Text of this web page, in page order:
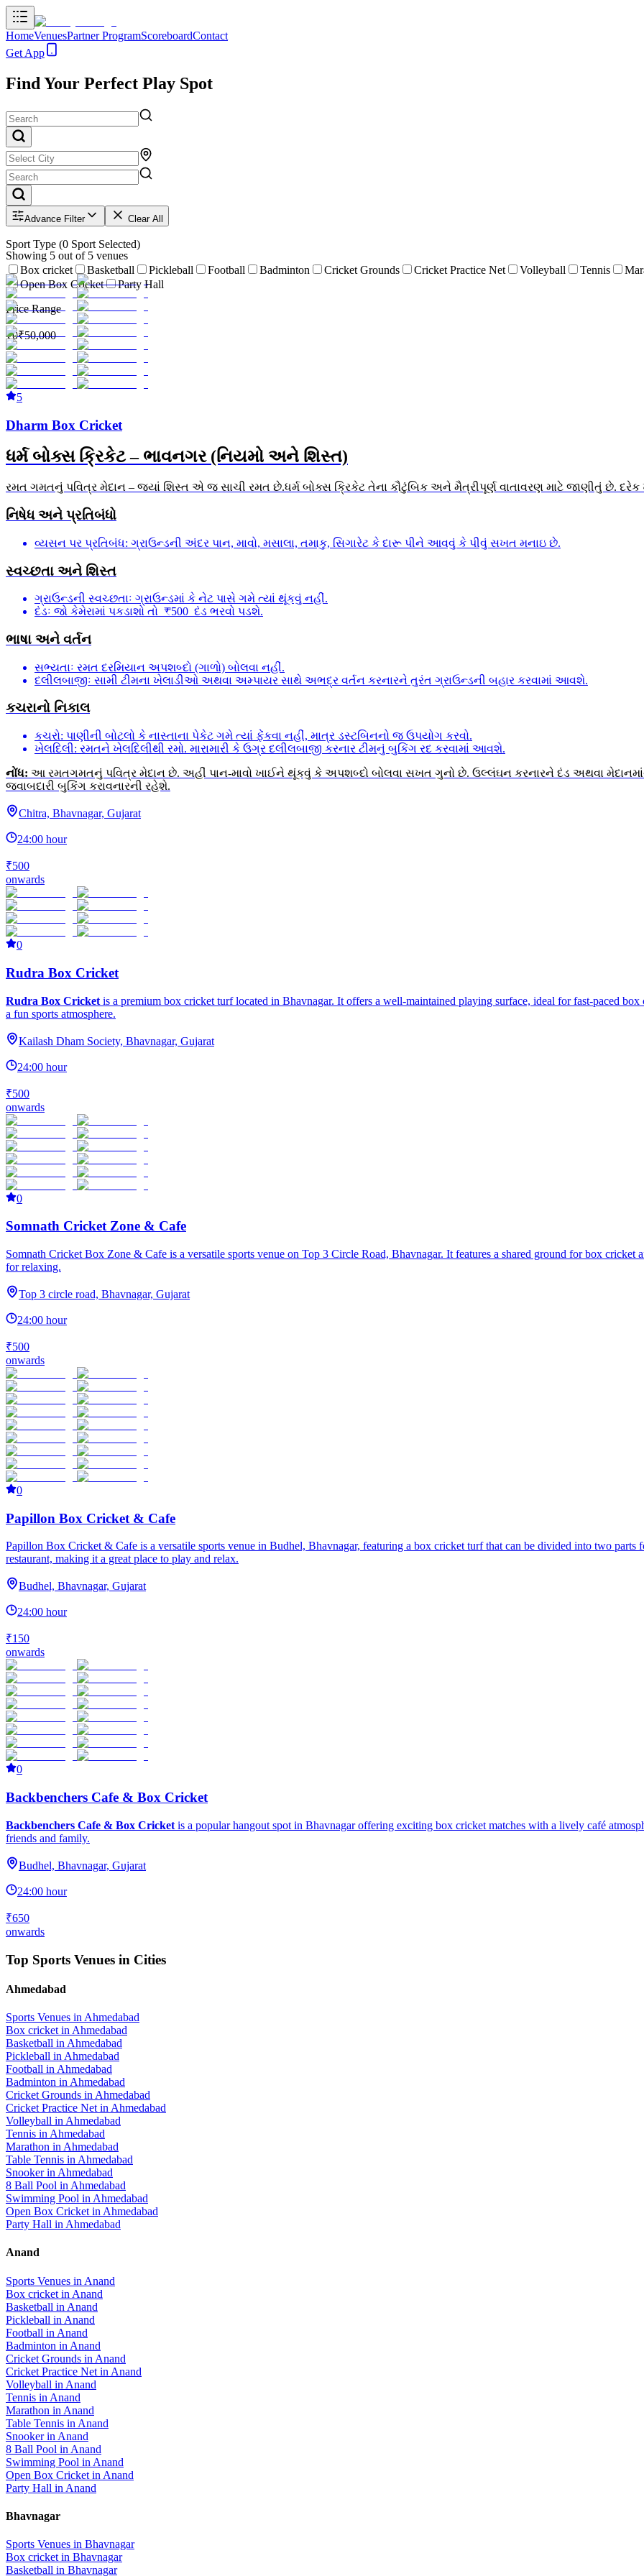
HomeVenuesPartner ProgramScoreboardContact
Get App
Find Your Perfect Play Spot
Advance Filter Clear All
Sport Type (0 Sport Selected)
Box cricket Basketball Pickleball Football Badminton Cricket Grounds Cricket Practice Net Volleyball Tennis
Open Box Cricket
Party Hall
Price Range
₹0₹50,000
Showing 5 out of 5 venues
5
Dharm Box Cricket
ધર્મ બોક્સ ક્રિકેટ – ભાવનગર (નિયમો અને શિસ્ત)
રમત ગમતનું પવિત્ર મેદાન – જ્યાં શિસ્ત એ જ સાચી રમત છે.ધર્મ બોક્સ ક્રિકેટ તેના કૌટુંબિક અને મૈત્રીપૂર્ણ વાતાવરણ માટે જાણીતું છે.
નિષેધ અને પ્રતિબંધો
વ્યસન પર પ્રતિબંધ: ગ્રાઉન્ડની અંદર પાન, માવો, મસાલા, તમાકુ, સિગારેટ કે દારૂ પીને આવવું કે પીવું સખત મનાઇ છે.
સ્વચ્છતા અને શિસ્ત
ગ્રાઉન્ડની સ્વચ્છતાઃ ગ્રાઉન્ડમાં કે નેટ પાસે ગમે ત્યાં થૂંકવું નહીં.
દંડઃ જો કેમેરામાં પકડાશો તો ₹500 દંડ ભરવો પડશે.
ભાષા અને વર્તન
સભ્યતાઃ રમત દરમિયાન અપશબ્દો (ગાળો) બોલવા નહીં.
દલીલબાજીઃ સામી ટીમના ખેલાડીઓ અથવા અમ્પાયર સાથે અભદ્ર વર્તન કરનારને તુરંત ગ્રાઉન્ડની બહાર કરવામાં આવશે.
કચરાનો નિકાલ
કચરો: પાણીની બોટલો કે નાસ્તાના પેકેટ ગમે ત્યાં ફેંકવા નહીં, માત્ર ડસ્ટબિનનો જ ઉપયોગ કરવો.
ખેલદિલી: રમતને ખેલદિલીથી રમો. મારામારી કે ઉગ્ર દલીલબાજી કરનાર ટીમનું બુકિંગ રદ કરવામાં આવશે.
નોંધ: આ રમતગમતનું પવિત્ર મેદાન છે. અહીં પાન-માવો ખાઈને થૂંકવું કે અપશબ્દો બોલવા સખત ગુનો છે. ઉલ્લંઘન કરનારને દંડ અથવા
જવાબદારી બુકિંગ કરાવનારની રહેશે.
Chitra, Bhavnagar, Gujarat
24:00 hour
₹500
onwards
0
Rudra Box Cricket
Rudra Box Cricket is a premium box cricket turf located in Bhavnagar. It offers a well-maintained playing surface, ideal for fast-paced
a fun sports atmosphere.
Kailash Dham Society, Bhavnagar, Gujarat
24:00 hour
₹500
onwards
0
Somnath Cricket Zone & Cafe
Somnath Cricket Box Zone & Cafe is a versatile sports venue on Top 3 Circle Road, Bhavnagar. It features a shared ground for box
for relaxing.
Top 3 circle road, Bhavnagar, Gujarat
24:00 hour
₹500
onwards
0
Papillon Box Cricket & Cafe
Papillon Box Cricket & Cafe is a versatile sports venue in Budhel, Bhavnagar, featuring a box cricket turf that can be divided into two
restaurant, making it a great place to play and relax.
Budhel, Bhavnagar, Gujarat
24:00 hour
₹150
onwards
0
Backbenchers Cafe & Box Cricket
Backbenchers Cafe & Box Cricket is a popular hangout spot in Bhavnagar offering exciting box cricket matches with a lively café
friends and family.
Budhel, Bhavnagar, Gujarat
24:00 hour
₹650
onwards
Top Sports Venues in Cities
Ahmedabad
Sports Venues in Ahmedabad
Box cricket in Ahmedabad
Basketball in Ahmedabad
Pickleball in Ahmedabad
Football in Ahmedabad
Badminton in Ahmedabad
Cricket Grounds in Ahmedabad
Cricket Practice Net in Ahmedabad
Volleyball in Ahmedabad
Tennis in Ahmedabad
Marathon in Ahmedabad
Table Tennis in Ahmedabad
Snookerin Ahmedabad
8 Ball Pool in Ahmedabad
Swimming Pool in Ahmedabad
Open Box Cricket in Ahmedabad
Party Hall in Ahmedabad
Anand
Sports Venues in Anand
Box cricket in Anand
Basketball in Anand
Pickleball in Anand
Football in Anand
Badminton in Anand
Cricket Grounds in Anand
Cricket Practice Net in Anand
Volleyball in Anand
Tennis in Anand
Marathon in Anand
Table Tennis in Anand
Snookerin Anand
8 Ball Pool in Anand
Swimming Pool in Anand
Open Box Cricket in Anand
Party Hall in Anand
Bhavnagar
Sports Venues in Bhavnagar
Box cricket in Bhavnagar
Basketball in Bhavnagar